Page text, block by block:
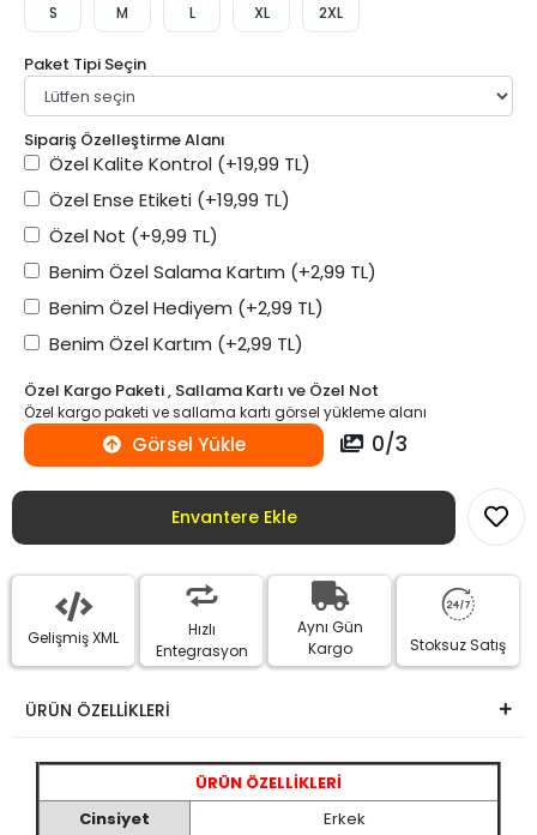
S M L XL 2XL
Paket Tipi Seçin
Sipariş Özelleştirme Alanı
Özel Kalite Kontrol (+19,99 TL)
Özel Ense Etiketi (+19,99 TL)
Özel Not (+9,99 TL)
Benim Özel Salama Kartım (+2,99 TL)
Benim Özel Hediyem (+2,99 TL)
Benim Özel Kartım (+2,99 TL)
Özel Kargo Paketi , Sallama Kartı ve Özel Not
Özel kargo paketi ve sallama kartı görsel yükleme alanı
Görsel Yükle 0/3
Envantere Ekle
Gelişmiş XML
Hızlı
Entegrasyon
Aynı Gün
Kargo
Stoksuz Satış
ÜRÜN ÖZELLİKLERİ
ÜRÜN ÖZELLİKLERİ
Cinsiyet
Erkek